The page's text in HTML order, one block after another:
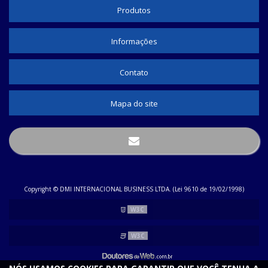
TUBO TERMO RETRÁTIL COLORIDO
TUBO TERMO RETRÁTIL COMPRAR
TUBO TERMO RETRÁTIL TRANSPARENTE
TUBO TERMOCONTRÁTIL TRANSPARENTE
TUBO TERMO RETRÁTIL 12MM
MALHA NÁUTICA PARA FIOS
PRENSA CABO ONDE COMPRAR
Produtos
Informações
Contato
Mapa do site
Copyright © DMI INTERNACIONAL BUSINESS LTDA. (Lei 9610 de 19/02/1998)
W3C
W3C